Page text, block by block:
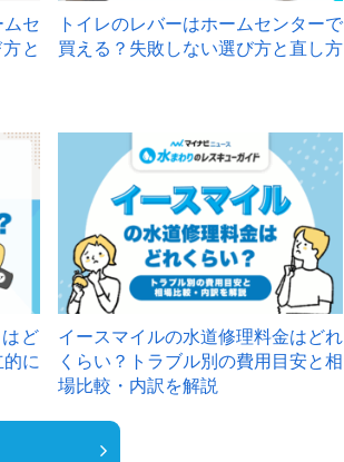
セ
と
トイレのレバーはホームセンターで
買える？失敗しない選び方と直し方
ど
的に
イースマイルの水道修理料金はどれ
くらい？トラブル別の費用目安と相
場比較・内訳を解説